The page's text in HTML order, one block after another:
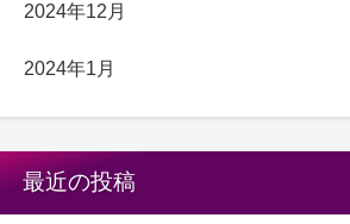
2024年12月
2024年1月
最近の投稿